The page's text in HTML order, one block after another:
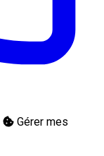
Gérer mes